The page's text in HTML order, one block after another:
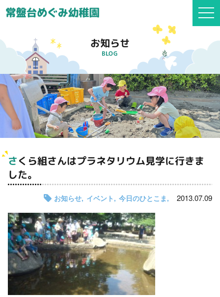
お知らせ
BLOG
さくら組さんはプラネタリウム見学に行きま
した。
お知らせ イベント 今日のひとこま 2013.07.09